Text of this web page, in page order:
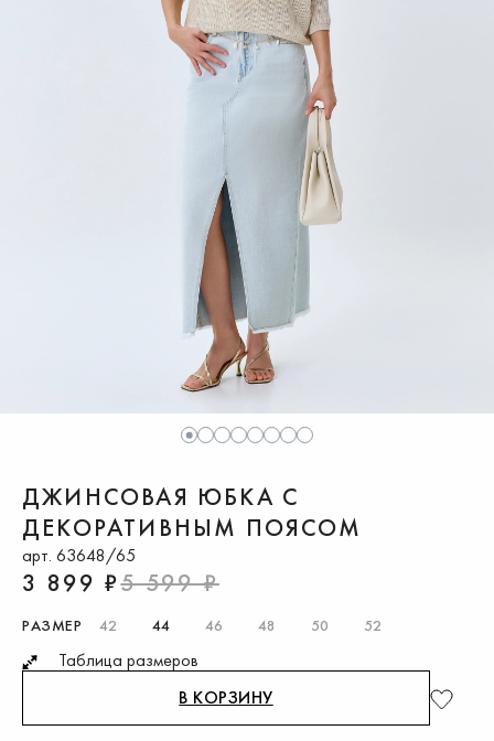
1 2 3 4 5 6 7 8
ДЖИНСОВАЯ ЮБКА С
ДЕКОРАТИВНЫМ ПОЯСОМ
арт. 63648/65
3 899 ₽5 599 ₽
РАЗМЕР 42 44 46 48 50 52
Таблица размеров
В КОРЗИНУ